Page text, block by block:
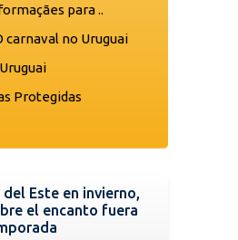
para ..
carnaval no Uruguai
Protegidas
del Este en invierno,
el encanto fuera